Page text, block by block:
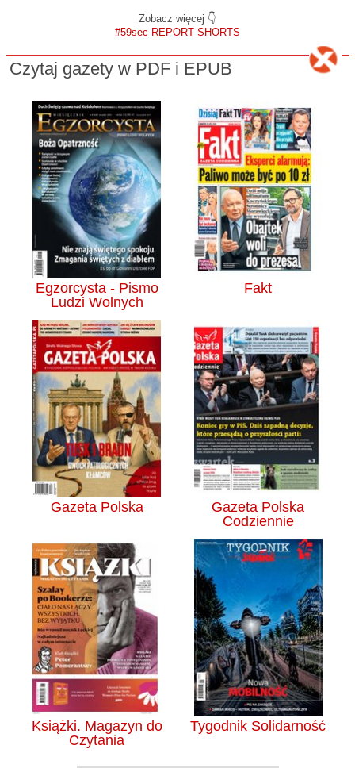
Zobacz więcej 👇
#59sec REPORT SHORTS
Czytaj gazety w PDF i EPUB
Egzorcysta - Pismo
Ludzi Wolnych
Fakt
Gazeta Polska
Gazeta Polska
Codziennie
Książki. Magazyn do
Czytania
Tygodnik Solidarność